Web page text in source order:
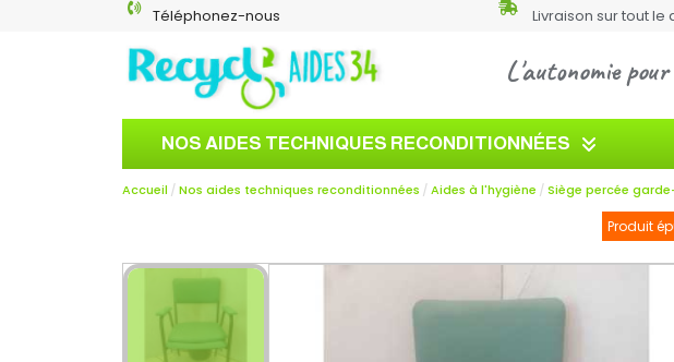
Téléphonez-nous Livraison sur tout
L'autonomie
NOS AIDES TECHNIQUES RECONDITIONNÉES
Accueil Nos aides techniques reconditionnées Aides à l'hygiène Siège percée
Produit